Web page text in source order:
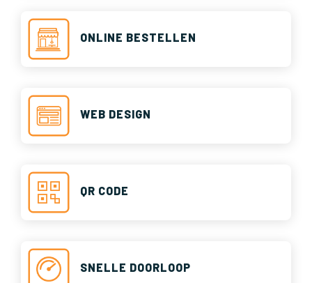
ONLINE BESTELLEN
WEB DESIGN
QR CODE
SNELLE DOORLOOP